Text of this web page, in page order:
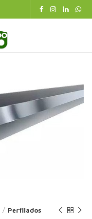
Perfilados